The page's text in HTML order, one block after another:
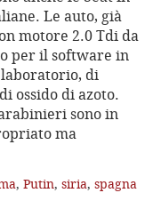
Le auto, già
motore 2.0 Tdi da
per il software in
di
ossido di azoto.
sono in
ma
, Putin, siria, spagna